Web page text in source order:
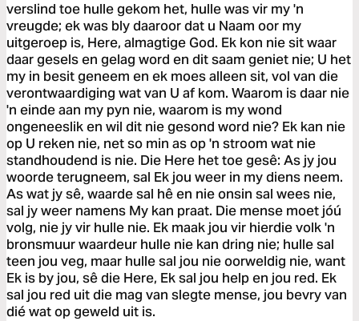
verslind toe hulle gekom het, hulle was vir my 'n
vreugde; ek was bly daaroor dat u Naam oor my
uitgeroep is, Here, almagtige God. Ek kon nie sit waar
daar gesels en gelag word en dit saam geniet nie; U het
my in besit geneem en ek moes alleen sit, vol van die
verontwaardiging wat van U af kom. Waarom is daar nie
'n einde aan my pyn nie, waarom is my wond
ongeneeslik en wil dit nie gesond word nie? Ek kan nie
op U reken nie, net so min as op 'n stroom wat nie
standhoudend is nie. Die Here het toe gesê: As jy jou
woorde terugneem, sal Ek jou weer in my diens neem.
As wat jy sê, waarde sal hê en nie onsin sal wees nie,
sal jy weer namens My kan praat. Die mense moet jóú
volg, nie jy vir hulle nie. Ek maak jou vir hierdie volk 'n
bronsmuur waardeur hulle nie kan dring nie; hulle sal
teen jou veg, maar hulle sal jou nie oorweldig nie, want
Ek is by jou, sê die Here, Ek sal jou help en jou red. Ek
sal jou red uit die mag van slegte mense, jou bevry van
dié wat op geweld uit is.